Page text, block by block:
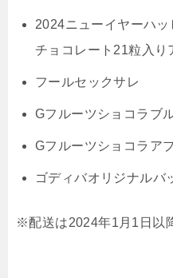
2024ニューイヤーハ
チョコレート21粒入り
フールセックサレ
Gフルーツショコラブ
Gフルーツショコラア
ゴディバオリジナルバ
※配送は2024年1月1日以